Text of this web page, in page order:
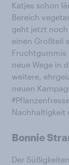
Katjes schon
Bereich
geht jetzt
einen Großteil
Fruchtgummis
neue Wege in
weitere,
neuen
Nachhaltigkeit
Bonnie
Der